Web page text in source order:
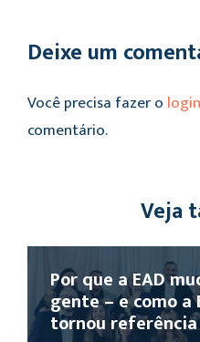
Deixe um
Você precisa fazer o login
comentário.
Veja
Por que a EAD
gente – e como a
tornou